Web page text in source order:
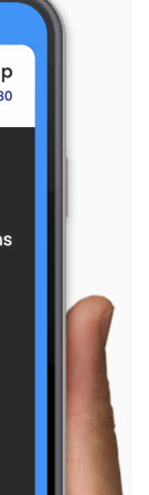
: merci
deux projets à
Tournant